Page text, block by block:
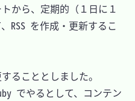
から、定期的（１日に１
RSS を作成・更新するこ
ることとしました。
でやるとして、コンテン